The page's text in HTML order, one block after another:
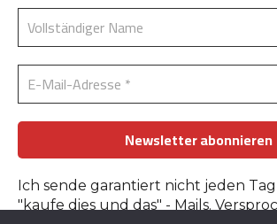
Ich sende garantiert nicht jeden
"kaufe dies und das" - Mails.